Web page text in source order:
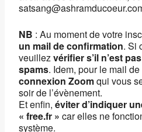
NB : Au moment de votre
un mail de confirmation. Si
veuillezvérifier s’il n’est
spams. Idem, pour le mail de
connexion Zoomqui vous
soir de l’évènement.
Et enfin, éviter d’indiquer
« free.fr » car elles ne
système.